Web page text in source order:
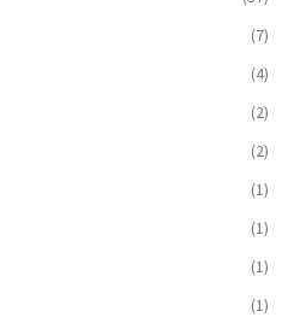
(7)
(4)
(2)
(2)
(1)
(1)
(1)
(1)